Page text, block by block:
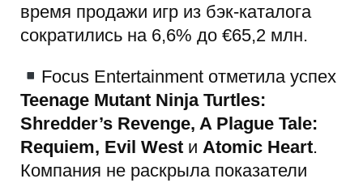
время продажи игр из бэк-каталога
сократились на 6,6% до €65,2 млн.
Focus Entertainment отметила успех
Teenage Mutant Ninja Turtles:
Shredder’s Revenge, A Plague Tale:
Requiem, Evil West и Atomic Heart.
Компания не раскрыла показатели